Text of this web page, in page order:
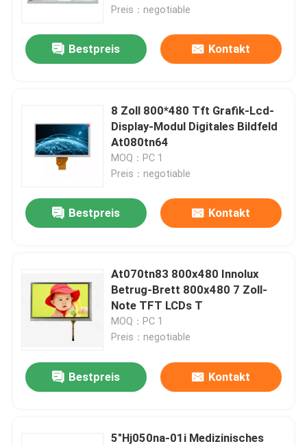
Preis：negotiable
Bestpreis Kontakt
8 Zoll 800*480 Tft Grafik-Lcd-
Display-Modul Digitales Bildfeld
At080tn64
MOQ：PC 1
Preis：negotiable
Bestpreis Kontakt
At070tn83 800x480 Innolux
Betrug-Brett 800x480 7 Zoll-
Note TFT LCDs T
MOQ：PC 1
Preis：negotiable
Bestpreis Kontakt
5"Hj050na-01i Medizinisches